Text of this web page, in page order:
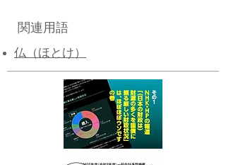
関連用語
仏（ほとけ）